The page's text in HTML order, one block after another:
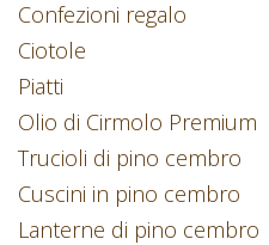
Confezioni regalo
Ciotole
Piatti
Olio di Cirmolo Premium
Trucioli di pino cembro
Cuscini in pino cembro
Lanterne di pino cembro